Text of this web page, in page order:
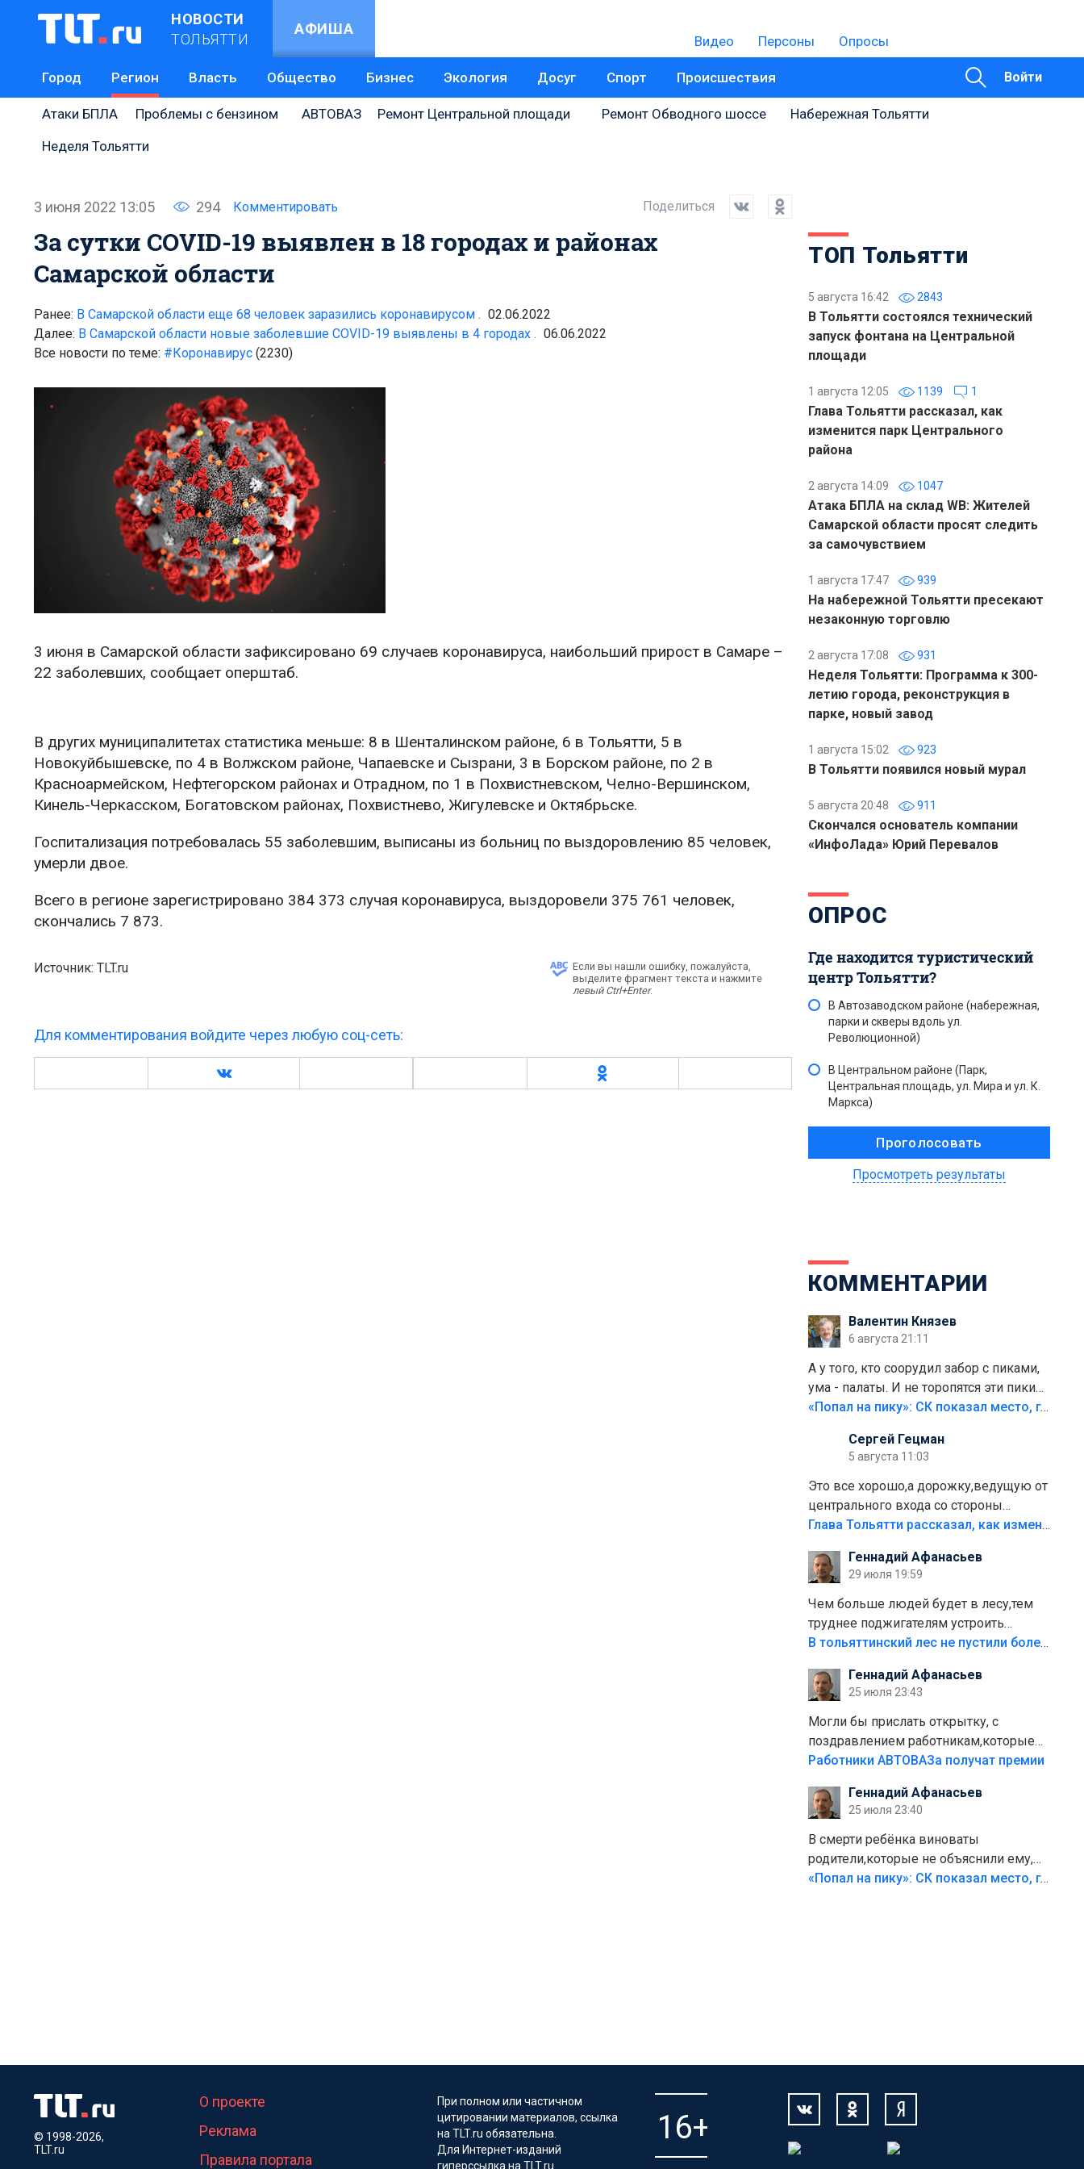
НОВОСТИ
ТОЛЬЯТТИ
АФИША
Видео Персоны Опросы
Город Регион Власть Общество Бизнес Экология Досуг Спорт Происшествия Войти
Атаки БПЛА Проблемы с бензином АВТОВАЗ Ремонт Центральной площади Ремонт Обводного шоссе
Набережная Тольятти
Неделя Тольятти
3 июня 2022 13:05 294 Комментировать Поделиться
За сутки COVID-19 выявлен в 18 городах и районах
Самарской области
Ранее: В Самарской области еще 68 человек заразились коронавирусом . 02.06.2022
Далее: В Самарской области новые заболевшие COVID-19 выявлены в 4 городах . 06.06.2022
Все новости по теме: #Коронавирус (2230)
3 июня в Самарской области зафиксировано 69 случаев коронавируса, наибольший прирост в Самаре –
22 заболевших, сообщает оперштаб.
В других муниципалитетах статистика меньше: 8 в Шенталинском районе, 6 в Тольятти, 5 в
Новокуйбышевске, по 4 в Волжском районе, Чапаевске и Сызрани, 3 в Борском районе, по 2 в
Красноармейском, Нефтегорском районах и Отрадном, по 1 в Похвистневском, Челно-Вершинском,
Кинель-Черкасском, Богатовском районах, Похвистнево, Жигулевске и Октябрьске.
Госпитализация потребовалась 55 заболевшим, выписаны из больниц по выздоровлению 85 человек,
умерли двое.
Всего в регионе зарегистрировано 384 373 случая коронавируса, выздоровели 375 761 человек,
скончались 7 873.
Источник: TLT.ru
Если вы нашли ошибку, пожалуйста,
выделите фрагмент текста и нажмите
левый Ctrl+Enter.
Для комментирования войдите через любую соц-сеть:
ТОП Тольятти
5 августа 16:42 2843
В Тольятти состоялся технический
запуск фонтана на Центральной
площади
1 августа 12:05 1139 1
Глава Тольятти рассказал, как
изменится парк Центрального
района
2 августа 14:09 1047
Атака БПЛА на склад WB: Жителей
Самарской области просят следить
за самочувствием
1 августа 17:47 939
На набережной Тольятти пресекают
незаконную торговлю
2 августа 17:08 931
Неделя Тольятти: Программа к 300-
летию города, реконструкция в
парке, новый завод
1 августа 15:02 923
В Тольятти появился новый мурал
5 августа 20:48 911
Скончался основатель компании
«ИнфоЛада» Юрий Перевалов
ОПРОС
Где находится туристический
центр Тольятти?
В Автозаводском районе (набережная,
парки и скверы вдоль ул.
Революционной)
В Центральном районе (Парк,
Центральная площадь, ул. Мира и ул. К.
Маркса)
Просмотреть результаты
КОММЕНТАРИИ
Валентин Князев
6 августа 21:11
А у того, кто соорудил забор с пиками,
ума - палаты. И не торопятся эти пики
срезать
«Попал на пику»: СК показал место, где был смертельно травмирован ребенок в Тольятти
Сергей Гецман
5 августа 11:03
Это все хорошо,а дорожку,ведущую от
центрального входа со стороны
кафе"Мираж" к аттракционам слабо
плитки не хватило,т.к.осенью и зимой
лежала в парке и испортилась.Да
еще,видимо,часть украли.
Глава Тольятти рассказал, как изменится парк Центрального района
Геннадий Афанасьев
29 июля 19:59
Чем больше людей будет в лесу,тем
труднее поджигателям устроить
пожар.Тех кто разводит костры,тех
полно стоит,почему водители всё
равно едут в лес? Штрафы мизерные.
В тольяттинский лес не пустили более тысячи автомобилей
Геннадий Афанасьев
25 июля 23:43
Могли бы прислать открытку, с
поздравлением работникам,которые
больше сорока лет отработали на
Работники АВТОВАЗа получат премии
Геннадий Афанасьев
25 июля 23:40
В смерти ребёнка виноваты
родители,которые не объяснили ему,
что такое хорошо и что такое плохо!
«Попал на пику»: СК показал место, где был смертельно травмирован ребенок в Тольятти
© 1998-2026,
TLT.ru
О проекте
Реклама
Правила портала
При полном или частичном
цитировании материалов, ссылка
на TLT.ru обязательна.
Для Интернет-изданий
гиперссылка на TLT.ru